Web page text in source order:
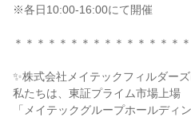
※各日10:00-16:00にて開催
＊＊＊＊＊＊＊＊＊＊＊＊＊＊＊
✨株式会社メイテックフィルダー
私たちは、東証プライム市場上場
「メイテックグループホールディ